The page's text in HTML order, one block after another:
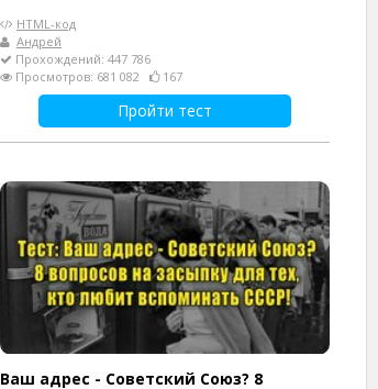
HTML-код
Андрей
Прохождений: 447 786
Просмотров: 681 082
167
Пройти тест
Ваш адрес - Советский Союз? 8